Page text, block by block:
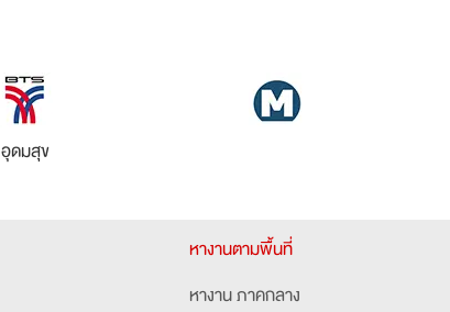
อุดมสุข
หางานตามพื้นที่
หางาน ภาคกลาง